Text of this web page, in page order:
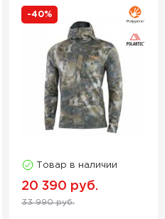
-40%
Товар в наличии
20 390 руб.
33 990 руб.